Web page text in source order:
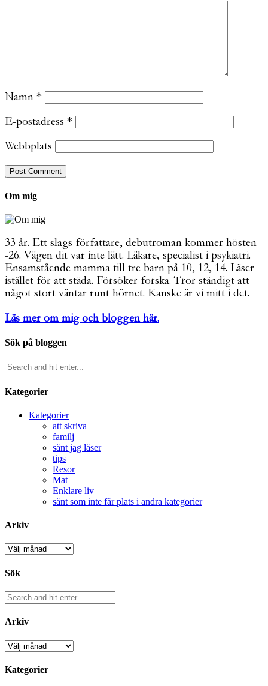
Namn *
E-postadress *
Webbplats
Om mig
33 år. Ett slags författare, debutroman kommer hösten
-26. Vägen dit var inte lätt. Läkare, specialist i psykiatri.
Ensamstående mamma till tre barn på 10, 12, 14. Läser
istället för att städa. Försöker forska. Tror ständigt att
något stort väntar runt hörnet. Kanske är vi mitt i det.
Läs mer om mig och bloggen här.
Sök på bloggen
Kategorier
Kategorier
att skriva
familj
sånt jag läser
tips
Resor
Mat
Enklare liv
sånt som inte får plats i andra kategorier
Arkiv
Arkiv
Sök
Arkiv
Arkiv
Kategorier